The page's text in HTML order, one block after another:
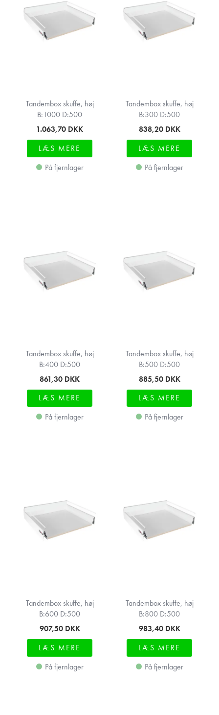
Tandembox skuffe, høj
B:1000 D:500
1.063,70 DKK
LÆS MERE
På fjernlager
Tandembox skuffe, høj
B:300 D:500
838,20 DKK
LÆS MERE
På fjernlager
Tandembox skuffe, høj
B:400 D:500
861,30 DKK
LÆS MERE
På fjernlager
Tandembox skuffe, høj
B:500 D:500
885,50 DKK
LÆS MERE
På fjernlager
Tandembox skuffe, høj
B:600 D:500
907,50 DKK
LÆS MERE
På fjernlager
Tandembox skuffe, høj
B:800 D:500
983,40 DKK
LÆS MERE
På fjernlager